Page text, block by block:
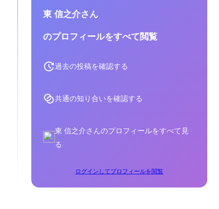
東 信之介さん
のプロフィールをすべて閲覧
過去の投稿を確認する
共通の知り合いを確認する
東 信之介さんのプロフィールをすべて見
る
ログインしてプロフィールを閲覧